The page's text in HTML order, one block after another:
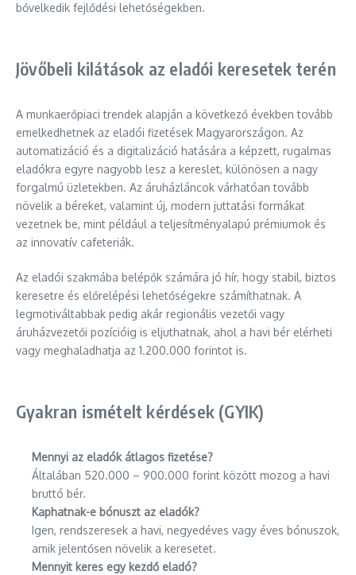
bővelkedik fejlődési lehetőségekben.
Jövőbeli kilátások az eladói keresetek terén
A munkaerőpiaci trendek alapján a következő években tovább
emelkedhetnek az eladói fizetések Magyarországon. Az
automatizáció és a digitalizáció hatására a képzett, rugalmas
eladókra egyre nagyobb lesz a kereslet, különösen a nagy
forgalmú üzletekben. Az áruházláncok várhatóan tovább
növelik a béreket, valamint új, modern juttatási formákat
vezetnek be, mint például a teljesítményalapú prémiumok és
az innovatív cafeteriák.
Az eladói szakmába belépők számára jó hír, hogy stabil, biztos
keresetre és előrelépési lehetőségekre számíthatnak. A
legmotiváltabbak pedig akár regionális vezetői vagy
áruházvezetői pozícióig is eljuthatnak, ahol a havi bér elérheti
vagy meghaladhatja az 1.200.000 forintot is.
Gyakran ismételt kérdések (GYIK)
Mennyi az eladók átlagos fizetése?
Általában 520.000 – 900.000 forint között mozog a havi
bruttó bér.
Kaphatnak-e bónuszt az eladók?
Igen, rendszeresek a havi, negyedéves vagy éves bónuszok,
amik jelentősen növelik a keresetet.
Mennyit keres egy kezdő eladó?